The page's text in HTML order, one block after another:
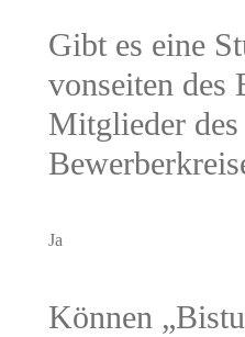
Gibt es eine
vonseiten des
Mitglieder des
Ja
Können